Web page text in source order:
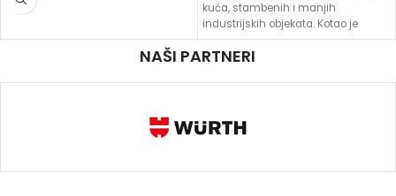
kuća, stambenih i manjih
industrijskih objekata. Kotao je
modernog dizajna
NAŠI PARTNERI